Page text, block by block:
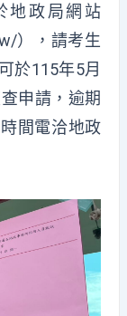
地政局網站
），請考生
於115年5月
申請，逾期
間電洽地政